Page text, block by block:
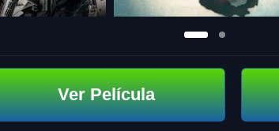
Ver Película